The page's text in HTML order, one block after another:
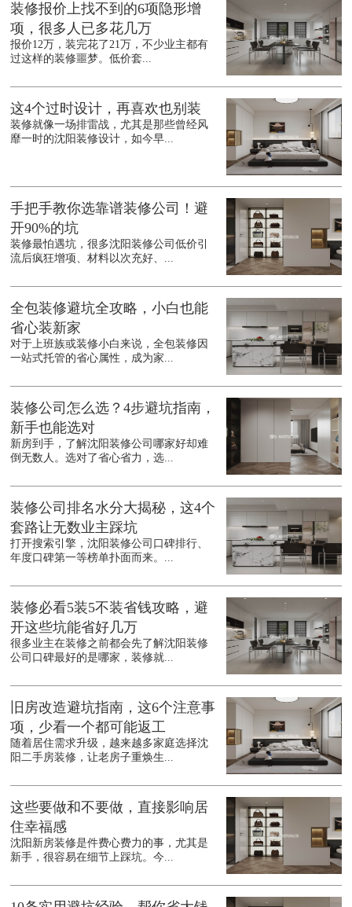
装修报价上找不到的6项隐形增
项，很多人已多花几万
报价12万，装完花了21万，不少业主都有
过这样的装修噩梦。低价套...
这4个过时设计，再喜欢也别装
装修就像一场排雷战，尤其是那些曾经风
靡一时的沈阳装修设计，如今早...
手把手教你选靠谱装修公司！避
开90%的坑
装修最怕遇坑，很多沈阳装修公司低价引
流后疯狂增项、材料以次充好、...
全包装修避坑全攻略，小白也能
省心装新家
对于上班族或装修小白来说，全包装修因
一站式托管的省心属性，成为家...
装修公司怎么选？4步避坑指南，
新手也能选对
新房到手，了解沈阳装修公司哪家好却难
倒无数人。选对了省心省力，选...
装修公司排名水分大揭秘，这4个
套路让无数业主踩坑
打开搜索引擎，沈阳装修公司口碑排行、
年度口碑第一等榜单扑面而来。...
装修必看5装5不装省钱攻略，避
开这些坑能省好几万
很多业主在装修之前都会先了解沈阳装修
公司口碑最好的是哪家，装修就...
旧房改造避坑指南，这6个注意事
项，少看一个都可能返工
随着居住需求升级，越来越多家庭选择沈
阳二手房装修，让老房子重焕生...
这些要做和不要做，直接影响居
住幸福感
沈阳新房装修是件费心费力的事，尤其是
新手，很容易在细节上踩坑。今...